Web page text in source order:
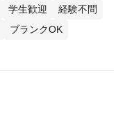
学生歓迎
経験不問
ブランクOK